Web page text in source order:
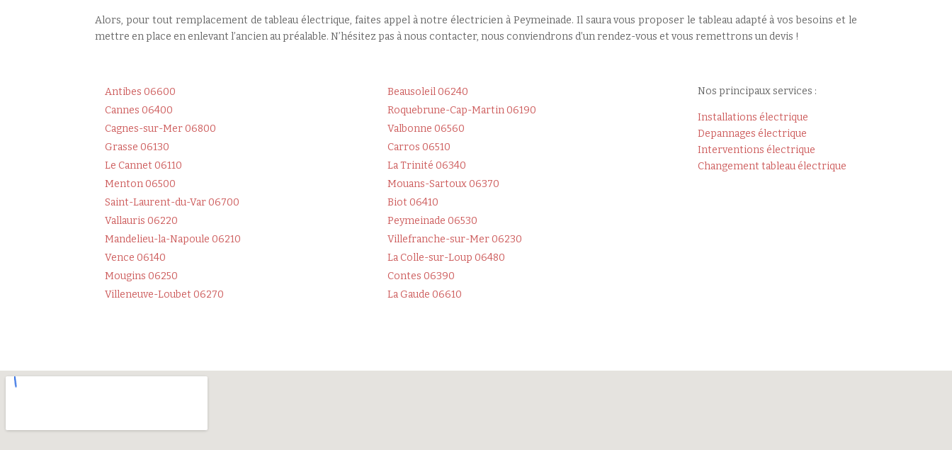
Alors, pour tout remplacement de tableau électrique, faites appel à notre électricien à Peymeinade. Il saura vous proposer le tableau adapté à vos besoins et le
mettre en place en enlevant l’ancien au préalable. N’hésitez pas à nous contacter, nous conviendrons d’un rendez-vous et vous remettrons un devis !
Antibes 06600
Cannes 06400
Cagnes-sur-Mer 06800
Grasse 06130
Le Cannet 06110
Menton 06500
Saint-Laurent-du-Var 06700
Vallauris 06220
Mandelieu-la-Napoule 06210
Vence 06140
Mougins 06250
Villeneuve-Loubet 06270
Beausoleil 06240
Roquebrune-Cap-Martin 06190
Valbonne 06560
Carros 06510
La Trinité 06340
Mouans-Sartoux 06370
Biot 06410
Peymeinade 06530
Villefranche-sur-Mer 06230
La Colle-sur-Loup 06480
Contes 06390
La Gaude 06610
Nos principaux services :
Installations électrique
Depannages électrique
Interventions électrique
Changement tableau électrique